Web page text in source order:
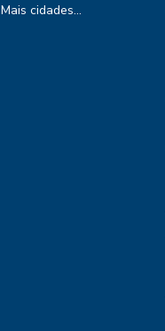
Mais cidades...